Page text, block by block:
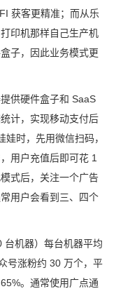
获客更精准；而从乐
印机那样自己生产机
子，因此业务模式更
供硬件盒子和 SaaS
计，实现移动支付后
时，先用微信扫码，
用户充值后即可花 1
式后，关注一个广告
用户会看到三、四个
台机器）每台机器平均
号涨粉约 30 万个，平
。通常使用广点通